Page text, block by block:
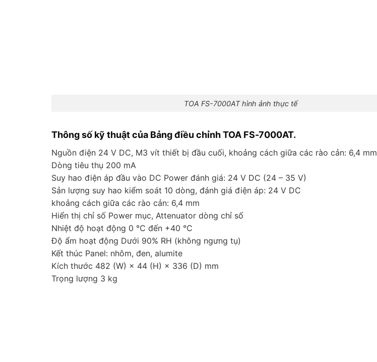
TOA FS-7000AT hình ảnh thực tế
Thông số kỹ thuật của Bảng điều chỉnh TOA FS-7000AT.
Nguồn điện 24 V DC, M3 vít thiết bị đầu cuối, khoảng cách giữa các rào cản: 6,4 mm
Dòng tiêu thụ 200 mA
Suy hao điện áp đầu vào DC Power đánh giá: 24 V DC (24 – 35 V)
Sản lượng suy hao kiểm soát 10 dòng, đánh giá điện áp: 24 V DC
khoảng cách giữa các rào cản: 6,4 mm
Hiển thị chỉ số Power mục, Attenuator dòng chỉ số
Nhiệt độ hoạt động 0 ℃ đến +40 ℃
Độ ẩm hoạt động Dưới 90% RH (không ngưng tụ)
Kết thúc Panel: nhôm, đen, alumite
Kích thước 482 (W) × 44 (H) × 336 (D) mm
Trọng lượng 3 kg